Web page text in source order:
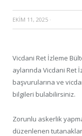
EKIM 11, 2025 ·
Vicdani Ret İzleme
aylarında Vicdani Ret
başvurularına ve
bilgileri bulabilirsiniz.
Zorunlu askerlik
düzenlenen